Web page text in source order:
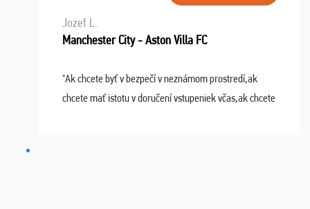
Jozef L.
Manchester City - Aston Villa FC
"Ak chcete byť v bezpečí v neznámom prostredí,ak
chcete mať istotu v doručení vstupeniek včas,ak chcete